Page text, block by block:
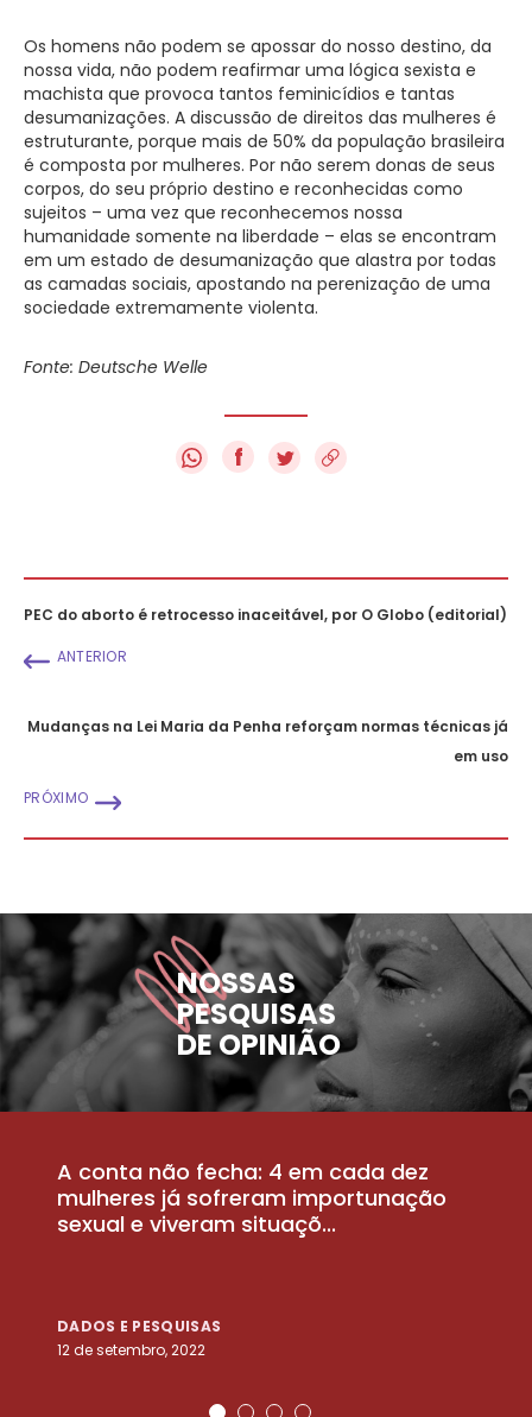
Os homens não podem se apossar do nosso destino, da
nossa vida, não podem reafirmar uma lógica sexista e
machista que provoca tantos feminicídios e tantas
desumanizações. A discussão de direitos das mulheres é
estruturante, porque mais de 50% da população brasileira
é composta por mulheres. Por não serem donas de seus
corpos, do seu próprio destino e reconhecidas como
sujeitos – uma vez que reconhecemos nossa
humanidade somente na liberdade – elas se encontram
em um estado de desumanização que alastra por todas
as camadas sociais, apostando na perenização de uma
sociedade extremamente violenta.
Fonte: Deutsche Welle
f
PEC do aborto é retrocesso inaceitável, por O Globo (editorial)
ANTERIOR
Mudanças na Lei Maria da Penha reforçam normas técnicas já
em uso
PRÓXIMO
NOSSAS
PESQUISAS
DE OPINIÃO
A conta não fecha: 4 em cada dez
mulheres já sofreram importunação
sexual e viveram situaçõ...
DADOS E PESQUISAS
12 de setembro, 2022